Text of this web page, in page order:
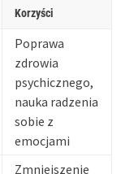
Korzyści
Poprawa
zdrowia
psychicznego,
nauka radzenia
sobie z
emocjami
Zmniejszenie